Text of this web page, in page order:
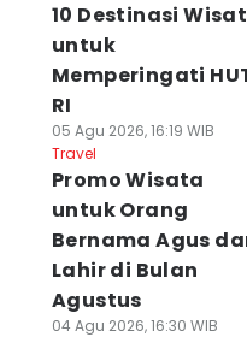
10 Destinasi
untuk
Memperingati
RI
05 Agu 2026, 16:19 WIB
Travel
Promo Wisata
untuk Orang
Bernama Agus
Lahir di Bulan
Agustus
04 Agu 2026, 16:30 WIB